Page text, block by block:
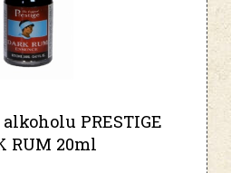
PRESTIGE
RUM 20ml